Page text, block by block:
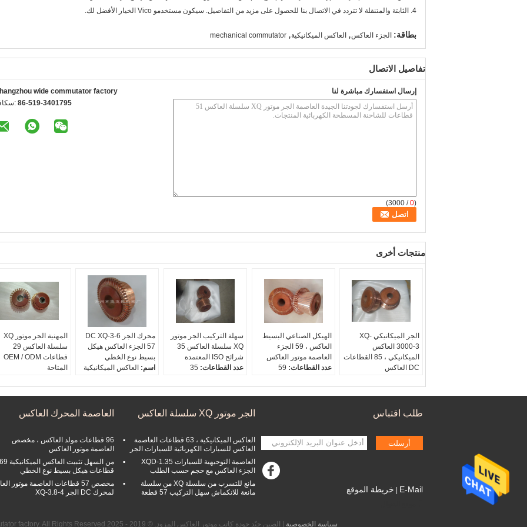
4. الثابتة والمتنقلة لا تتردد في الاتصال بنا للحصول على مزيد من التفاصيل. سيكون مستخدمو Vico الخيار الأفضل لك.
بطاقة: الجزء العاكس, العاكس الميكانيكية,
mechanical commutator
تفاصيل الاتصال
wide commutator factory
86-519-3401795
إرسال استفسارك مباشرة لنا
(
0
/ 3000)
منتجات أخرى
المهنية الجر موتور XQ
سلسلة العاكس 29
قطاعات OEM / ODM
المتاحة
قطر منصة مرتفعة د:
ثقب رمح د:
20.6
محرك الجر DC XQ-3-6
57 الجزء العاكس هيكل
بسيط نوع الخطي
اسم: العاكس الميكانيكية
قطر فرشاة الكربون D1:
ثقب رمح د:
24.92
سهلة التركيب الجر موتور
XQ سلسلة العاكس 35
شرائح ISO المعتمدة
عدد القطاعات: 35
قطر فرشاة الكربون D1:
ثقب رمح د:30
الهيكل الصناعي البسيط
العاكس ، 59 الجزء
العاصمة موتور العاكس
عدد القطاعات: 59
عدد القطاعات:59
الجر الميكانيكي XQ-
3000-3 العاكس
الميكانيكي ، 85 القطاعات
DC العاكس
قطر منصة مرتفعة د:144
126
ثقب رمح د:
35
العاصمة المحرك العاكس
96 قطاعات مولد العاكس ، مخصص
العاصمة موتور العاكس
من السهل تثبيت العاكس الميكانيكية 69
قطاعات هيكل بسيط نوع الخطي
مخصص 57 قطاعات العاصمة موتور
لمحرك DC الجر XQ-3.8-4
الجر موتور XQ سلسلة العاكس
العاكس الميكانيكية ، 63 قطاعات العاصمة
العاكس للسيارات الكهربائية للسيارات الجر
العاصمة التوجيهية للسيارات XQD-1.35
الجزء العاكس مع حجم حسب الطلب
مانع للتسرب من سلسلة XQ من سلسلة
مانعة للانكماش سهل التركيب 57 قطعة
طلب اقتباس
أرسلت
E-Mail خريطة الموقع
سياسة الخصوصية | الصين جيّد جودة كاتب موتور العاكس المزود. © 2019 - 2025 Changzhou wide commutator factory. All Rights Reserved.